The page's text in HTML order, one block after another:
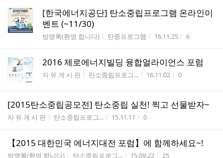
[한국에너지공단] 탄소중립프로그램 온라인이
벤트 (~11/30)
게시판명
방명록(환영 합니다) 작성자
탄중프로그램 작성시간
16.11.25 조회수
6
2016 제로에너지빌딩 융합얼라이언스 포럼
게시판명
자 유 게 시 판 작성자
탄소중립프로그... 작성시간
16.11.02 조회수
0
[2015탄소중립공모전] 탄소중립 실천! 찍고 선물받자~
게시판명
자 유 게 시 판 작성자
탄소중립프로그... 작성시간
15.11.11 조회수
0
【2015 대한민국 에너지대전 포럼】에 함께하세요~!
게시판명
방명록(환영 합니다) 작성자
탄소중립프로그... 작성시간
15.09.22 조회수
25